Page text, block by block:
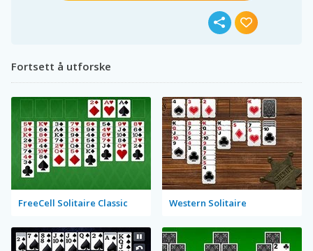
Fortsett å utforske
FreeCell Solitaire Classic Western Solitaire